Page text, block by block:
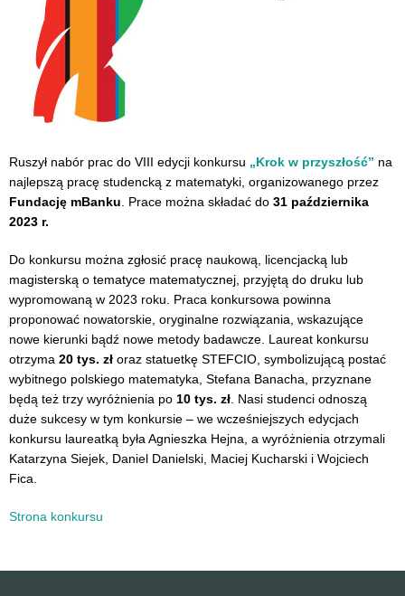
Ruszył nabór prac do VIII edycji konkursu „Krok w przyszłość” na
najlepszą pracę studencką z matematyki, organizowanego przez
Fundację mBanku. Prace można składać do 31 października
2023 r.
Do konkursu można zgłosić pracę naukową, licencjacką lub
magisterską o tematyce matematycznej, przyjętą do druku lub
wypromowaną w 2023 roku. Praca konkursowa powinna
proponować nowatorskie, oryginalne rozwiązania, wskazujące
nowe kierunki bądź nowe metody badawcze. Laureat konkursu
otrzyma 20 tys. zł oraz statuetkę STEFCIO, symbolizującą postać
wybitnego polskiego matematyka, Stefana Banacha, przyznane
będą też trzy wyróżnienia po 10 tys. zł . Nasi studenci odnoszą
duże sukcesy w tym konkursie – we wcześniejszych edycjach
konkursu laureatką była Agnieszka Hejna, a wyróżnienia otrzymali
Katarzyna Siejek, Daniel Danielski, Maciej Kucharski i Wojciech
Fica.
Strona konkursu